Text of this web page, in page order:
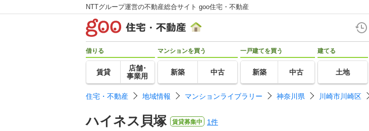
NTTグループ運営の不動産総合サイト goo住宅・不動産
借りる
賃貸
店舗･
事業用
マンションを買う
新築 中古
一戸建てを買う
新築 中古
建てる
土地
住宅・不動産 地域情報 マンションライブラリー 神奈川県 川崎市川崎区
ハイネス貝塚 賃貸募集中 1件